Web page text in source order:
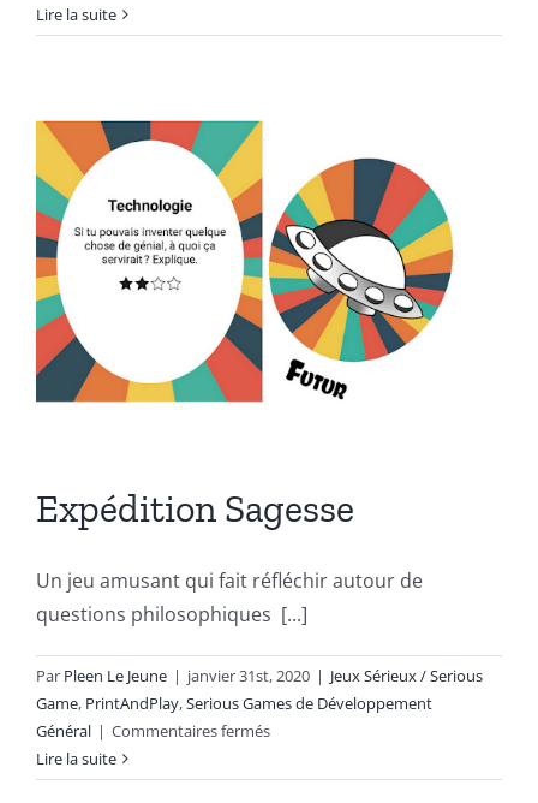
et
Lire la suite
Expédition Sagesse
Un jeu amusant qui fait réfléchir autour de
questions philosophiques [...]
Par Pleen Le Jeune | janvier 31st, 2020 | Jeux Sérieux / Serious
Game, PrintAndPlay,Serious Games de Développement
Général | Commentaires ferméssur
Sagesse
Lire la suite